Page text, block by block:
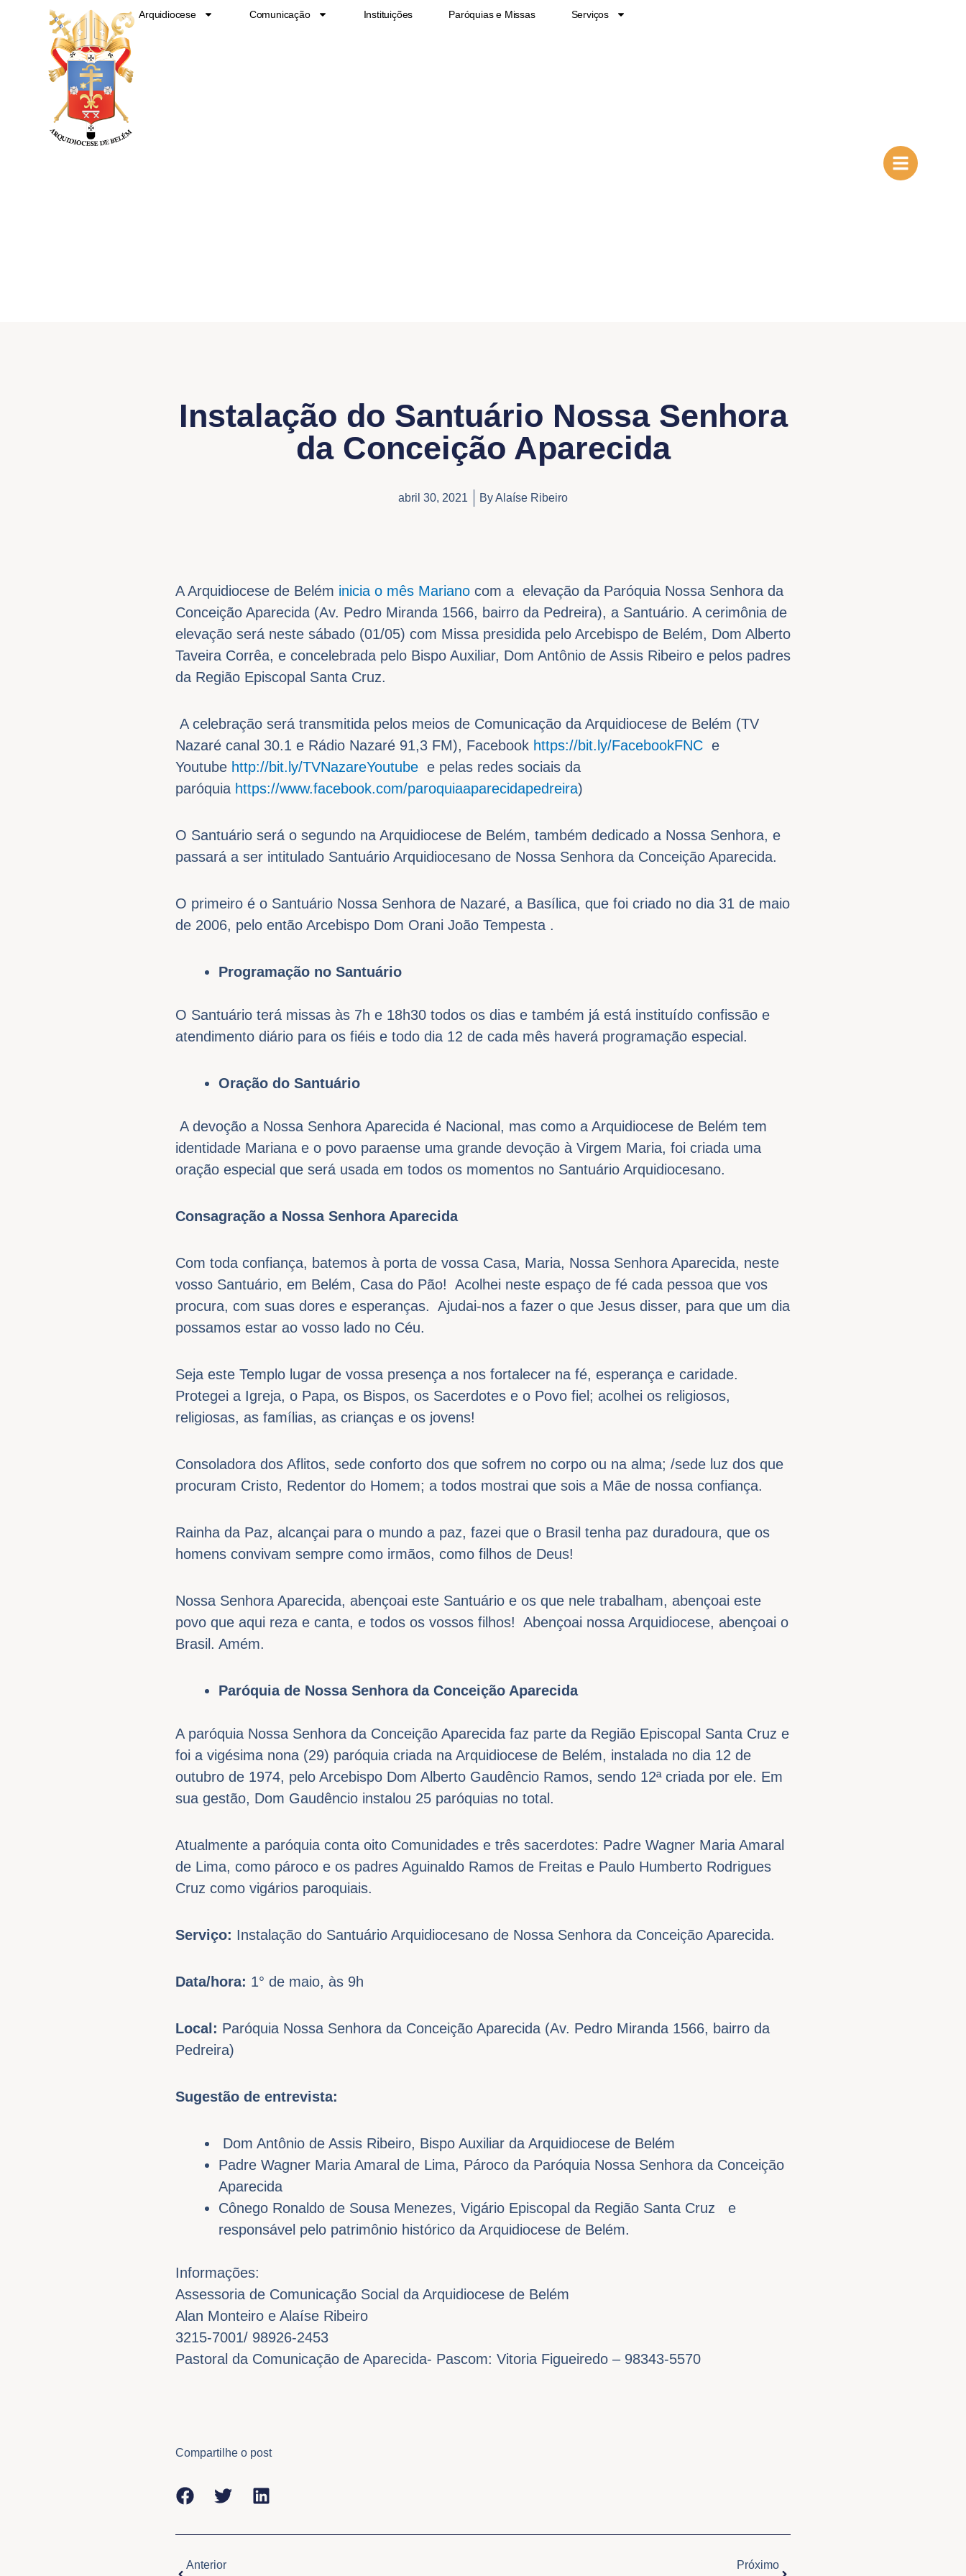
Arquidiocese Comunicação Instituições Paróquias e Missas Serviços
Instalação do Santuário Nossa Senhora
da Conceição Aparecida
abril 30, 2021 ByAlaíse Ribeiro
A Arquidiocese de Belém inicia o mês Mariano com a elevação da Paróquia Nossa Senhora da
Conceição Aparecida (Av. Pedro Miranda 1566, bairro da Pedreira), a Santuário. A cerimônia de
elevação será neste sábado (01/05) com Missa presidida pelo Arcebispo de Belém, Dom Alberto
Taveira Corrêa, e concelebrada pelo Bispo Auxiliar, Dom Antônio de Assis Ribeiro e pelos padres
da Região Episcopal Santa Cruz.
A celebração será transmitida pelos meios de Comunicação da Arquidiocese de Belém (TV
Nazaré canal 30.1 e Rádio Nazaré 91,3 FM), Facebook https://bit.ly/FacebookFNC e
Youtube http://bit.ly/TVNazareYoutube e pelas redes sociais da
paróquia https://www.facebook.com/paroquiaaparecidapedreira)
O Santuário será o segundo na Arquidiocese de Belém, também dedicado a Nossa Senhora, e
passará a ser intitulado Santuário Arquidiocesano de Nossa Senhora da Conceição Aparecida.
O primeiro é o Santuário Nossa Senhora de Nazaré, a Basílica, que foi criado no dia 31 de maio
de 2006, pelo então Arcebispo Dom Orani João Tempesta .
Programação no Santuário
O Santuário terá missas às 7h e 18h30 todos os dias e também já está instituído confissão e
atendimento diário para os fiéis e todo dia 12 de cada mês haverá programação especial.
Oração do Santuário
A devoção a Nossa Senhora Aparecida é Nacional, mas como a Arquidiocese de Belém tem
identidade Mariana e o povo paraense uma grande devoção à Virgem Maria, foi criada uma
oração especial que será usada em todos os momentos no Santuário Arquidiocesano.
Consagração a Nossa Senhora Aparecida
Com toda confiança, batemos à porta de vossa Casa, Maria, Nossa Senhora Aparecida, neste
vosso Santuário, em Belém, Casa do Pão! Acolhei neste espaço de fé cada pessoa que vos
procura, com suas dores e esperanças. Ajudai-nos a fazer o que Jesus disser, para que um dia
possamos estar ao vosso lado no Céu.
Seja este Templo lugar de vossa presença a nos fortalecer na fé, esperança e caridade.
Protegei a Igreja, o Papa, os Bispos, os Sacerdotes e o Povo fiel; acolhei os religiosos,
religiosas, as famílias, as crianças e os jovens!
Consoladora dos Aflitos, sede conforto dos que sofrem no corpo ou na alma; /sede luz dos que
procuram Cristo, Redentor do Homem; a todos mostrai que sois a Mãe de nossa confiança.
Rainha da Paz, alcançai para o mundo a paz, fazei que o Brasil tenha paz duradoura, que os
homens convivam sempre como irmãos, como filhos de Deus!
Nossa Senhora Aparecida, abençoai este Santuário e os que nele trabalham, abençoai este
povo que aqui reza e canta, e todos os vossos filhos! Abençoai nossa Arquidiocese, abençoai o
Brasil. Amém.
Paróquia de Nossa Senhora da Conceição Aparecida
A paróquia Nossa Senhora da Conceição Aparecida faz parte da Região Episcopal Santa Cruz e
foi a vigésima nona (29) paróquia criada na Arquidiocese de Belém, instalada no dia 12 de
outubro de 1974, pelo Arcebispo Dom Alberto Gaudêncio Ramos, sendo 12ª criada por ele. Em
sua gestão, Dom Gaudêncio instalou 25 paróquias no total.
Atualmente a paróquia conta oito Comunidades e três sacerdotes: Padre Wagner Maria Amaral
de Lima, como pároco e os padres Aguinaldo Ramos de Freitas e Paulo Humberto Rodrigues
Cruz como vigários paroquiais.
Serviço: Instalação do Santuário Arquidiocesano de Nossa Senhora da Conceição Aparecida.
Data/hora: 1° de maio, às 9h
Local: Paróquia Nossa Senhora da Conceição Aparecida (Av. Pedro Miranda 1566, bairro da
Pedreira)
Sugestão de entrevista:
Dom Antônio de Assis Ribeiro, Bispo Auxiliar da Arquidiocese de Belém
Padre Wagner Maria Amaral de Lima, Pároco da Paróquia Nossa Senhora da Conceição
Aparecida
Cônego Ronaldo de Sousa Menezes, Vigário Episcopal da Região Santa Cruz e
responsável pelo patrimônio histórico da Arquidiocese de Belém.
Informações:
Assessoria de Comunicação Social da Arquidiocese de Belém
Alan Monteiro e Alaíse Ribeiro
3215-7001/ 98926-2453
Pastoral da Comunicação de Aparecida- Pascom: Vitoria Figueiredo – 98343-5570
Compartilhe o post
Anterior Próximo